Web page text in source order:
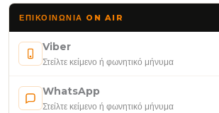
ΕΠΙΚΟΙΝΩΝΊΑ ON AIR
Viber
Στείλτε κείμενο ή φωνητικό μήνυμα
WhatsApp
Στείλτε κείμενο ή φωνητικό μήνυμα